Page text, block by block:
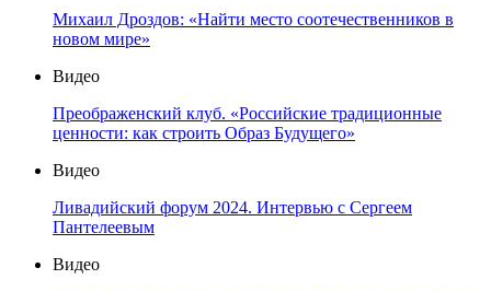
Михаил Дроздов: «Найти место соотечественников в
новом мире»
Видео
Преображенский клуб. «Российские традиционные
ценности: как строить Образ Будущего»
Видео
Ливадийский форум 2024. Интервью с Сергеем
Пантелеевым
Видео